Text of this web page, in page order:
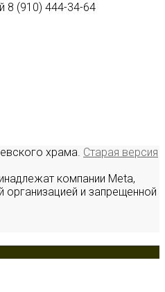
8 (910) 444-34-64
храма. Старая версия
компании Meta,
организацией и запрещенной